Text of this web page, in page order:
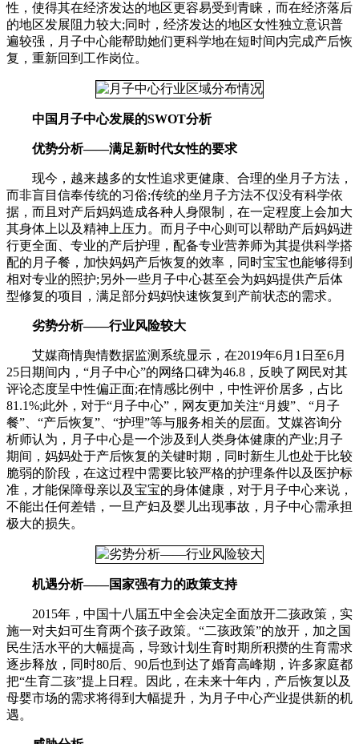
性，使得其在经济发达的地区更容易受到青睐，而在经济落后
的地区发展阻力较大;同时，经济发达的地区女性独立意识普
遍较强，月子中心能帮助她们更科学地在短时间内完成产后恢
复，重新回到工作岗位。
中国月子中心发展的SWOT分析
优势分析——满足新时代女性的要求
现今，越来越多的女性追求更健康、合理的坐月子方法，
而非盲目信奉传统的习俗;传统的坐月子方法不仅没有科学依
据，而且对产后妈妈造成各种人身限制，在一定程度上会加大
其身体上以及精神上压力。而月子中心则可以帮助产后妈妈进
行更全面、专业的产后护理，配备专业营养师为其提供科学搭
配的月子餐，加快妈妈产后恢复的效率，同时宝宝也能够得到
相对专业的照护;另外一些月子中心甚至会为妈妈提供产后体
型修复的项目，满足部分妈妈快速恢复到产前状态的需求。
劣势分析——行业风险较大
艾媒商情舆情数据监测系统显示，在2019年6月1日至6月
25日期间内，“月子中心”的网络口碑为46.8，反映了网民对其
评论态度呈中性偏正面;在情感比例中，中性评价居多，占比
81.1%;此外，对于“月子中心”，网友更加关注“月嫂”、“月子
餐”、“产后恢复”、“护理”等与服务相关的层面。艾媒咨询分
析师认为，月子中心是一个涉及到人类身体健康的产业;月子
期间，妈妈处于产后恢复的关键时期，同时新生儿也处于比较
脆弱的阶段，在这过程中需要比较严格的护理条件以及医护标
准，才能保障母亲以及宝宝的身体健康，对于月子中心来说，
不能出任何差错，一旦产妇及婴儿出现事故，月子中心需承担
极大的损失。
机遇分析——国家强有力的政策支持
2015年，中国十八届五中全会决定全面放开二孩政策，实
施一对夫妇可生育两个孩子政策。“二孩政策”的放开，加之国
民生活水平的大幅提高，导致计划生育时期所积攒的生育需求
逐步释放，同时80后、90后也到达了婚育高峰期，许多家庭都
把“生育二孩”提上日程。因此，在未来十年内，产后恢复以及
母婴市场的需求将得到大幅提升，为月子中心产业提供新的机
遇。